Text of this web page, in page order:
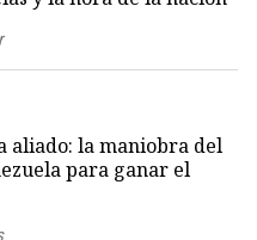
aliado: la maniobra del
para ganar el